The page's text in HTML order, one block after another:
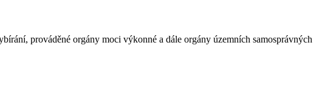
prováděné orgány moci výkonné a dále orgány územních samosprávných